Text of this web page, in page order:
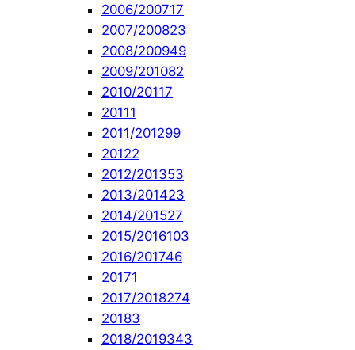
2006/200717
2007/200823
2008/200949
2009/201082
2010/20117
20111
2011/201299
20122
2012/201353
2013/201423
2014/201527
2015/2016103
2016/201746
20171
2017/2018274
20183
2018/2019343